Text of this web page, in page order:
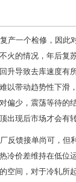
产一个检修，因此
火的情况，年后复
升导致去库速度有
以带动趋势性下滑
偏少，震荡等待的
出现后市场才会有
反馈接单尚可，但
冷价差维持在低位
空间，对于冷轧所